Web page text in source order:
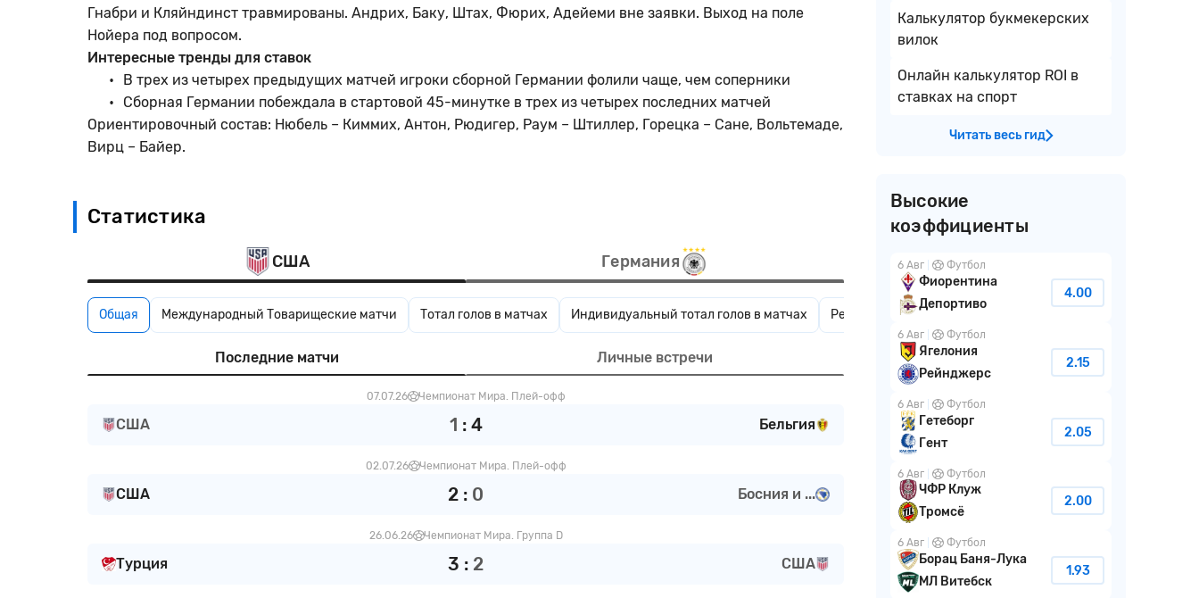
Гнабри и Кляйндинст травмированы. Андрих, Баку, Штах, Фюрих, Адейеми вне заявки. Выход на поле
Нойера под вопросом.
Интересные тренды для ставок
В трех из четырех предыдущих матчей игроки сборной Германии фолили чаще, чем соперники
Сборная Германии побеждала в стартовой 45-минутке в трех из четырех последних матчей
Ориентировочный состав: Нюбель – Киммих, Антон, Рюдигер, Раум – Штиллер, Горецка – Сане, Вольтемаде,
Вирц – Байер.
Статистика
США Германия
Общая Международный Товарищеские матчи Тотал голов в матчах Индивидуальный тотал голов в матчах Результативность команд в личных встречах
Последние матчи Личные встречи
07.07.26 Чемпионат Мира. Плей-офф
США 1 : 4 Бельгия
02.07.26 Чемпионат Мира. Плей-офф
США 2 : 0 Босния и ...
26.06.26 Чемпионат Мира. Группа D
Турция 3 : 2 США
Калькулятор букмекерских
вилок
Онлайн калькулятор ROI в
ставках на спорт
Читать весь гид
Высокие
коэффициенты
6 Авг Футбол
Фиорентина
Депортиво
4.00
6 Авг Футбол
Ягелония
Рейнджерс
2.15
6 Авг Футбол
Гетеборг
Гент
2.05
6 Авг Футбол
ЧФР Клуж
Тромсё
2.00
6 Авг Футбол
Борац Баня-Лука
МЛ Витебск
1.93